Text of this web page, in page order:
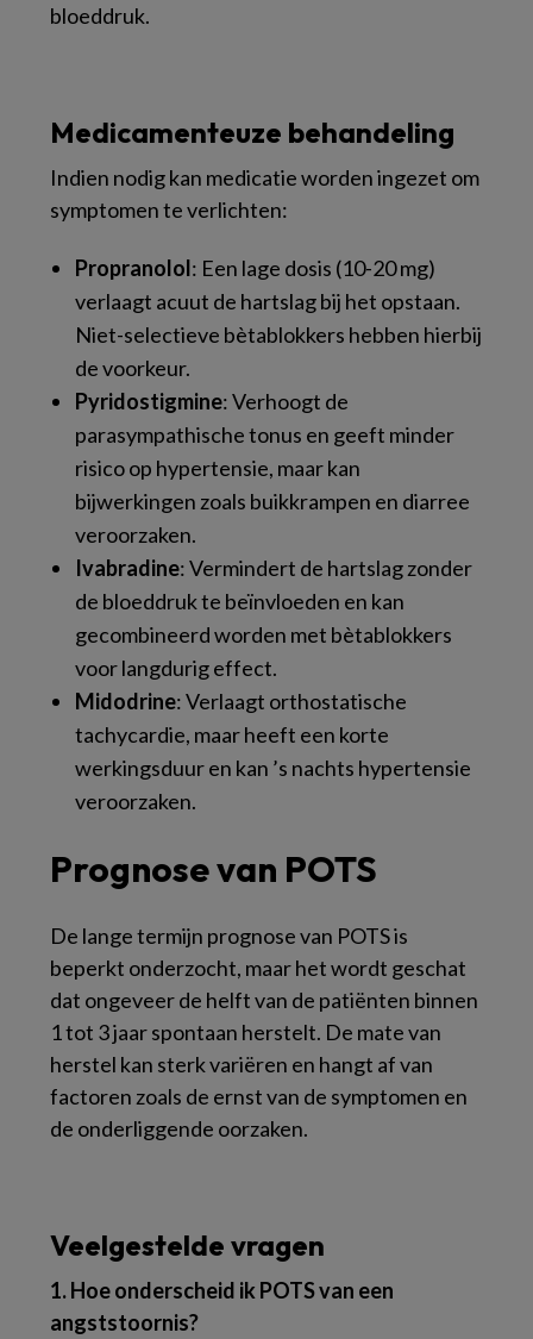
bloeddruk.
Medicamenteuze behandeling
Indien nodig kan medicatie worden ingezet om
symptomen te verlichten:
Propranolol: Een lage dosis (10-20 mg)
verlaagt acuut de hartslag bij het opstaan.
Niet-selectieve bètablokkers hebben hierbij
de voorkeur.
Pyridostigmine: Verhoogt de
parasympathische tonus en geeft minder
risico op hypertensie, maar kan
bijwerkingen zoals buikkrampen en diarree
veroorzaken.
Ivabradine: Vermindert de hartslag zonder
de bloeddruk te beïnvloeden en kan
gecombineerd worden met bètablokkers
voor langdurig effect.
Midodrine: Verlaagt orthostatische
tachycardie, maar heeft een korte
werkingsduur en kan ’s nachts hypertensie
veroorzaken.
Prognose van POTS
De lange termijn prognose van POTS is
beperkt onderzocht, maar het wordt geschat
dat ongeveer de helft van de patiënten binnen
1 tot 3 jaar spontaan herstelt. De mate van
herstel kan sterk variëren en hangt af van
factoren zoals de ernst van de symptomen en
de onderliggende oorzaken.
Veelgestelde vragen
1. Hoe onderscheid ik POTS van een
angststoornis?